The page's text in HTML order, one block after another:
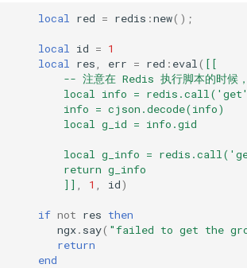
redis-rate-limit
redis2
request-cookies-filter
secure-token
security-headers
local red = redis :new();
local id = 1
local
res err = red : eval ( [[
-- 注意在 Redis 执行脚本的时候
local info =
        info = cjson.decode(info)
        local g_id = info.gid
local g_info =
        return g_info
        ]]
1 id)
if not res then
ngx. say( "failed to get the
return
end